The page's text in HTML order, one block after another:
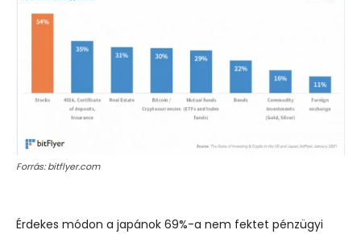
Forrás: bitflyer.com
Érdekes módon a japánok 69%-a nem fektet pénzügyi